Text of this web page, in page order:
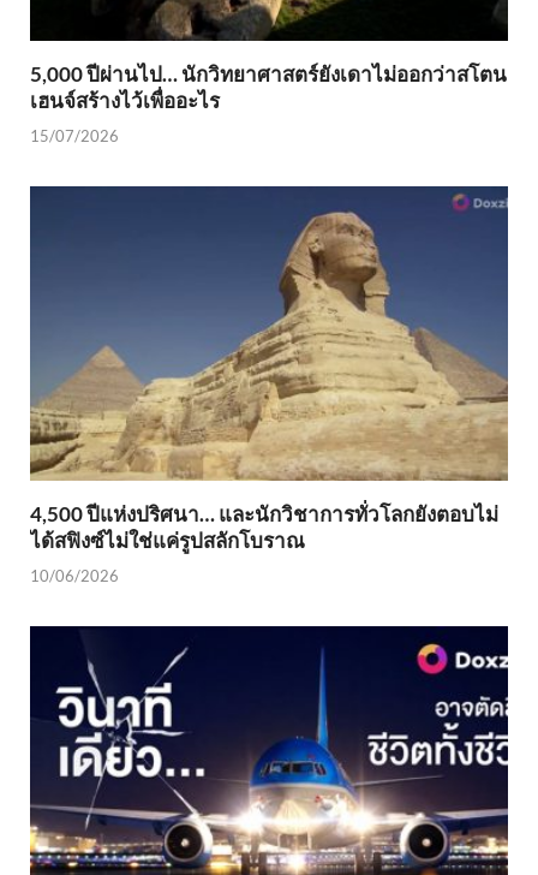
5,000 ปีผ่านไป… นักวิทยาศาสตร์ยังเดาไม่ออกว่าสโตน
เฮนจ์สร้างไว้เพื่ออะไร
15/07/2026
4,500 ปีแห่งปริศนา… และนักวิชาการทั่วโลกยังตอบไม่
ได้สฟิงซ์ไม่ใช่แค่รูปสลักโบราณ
10/06/2026